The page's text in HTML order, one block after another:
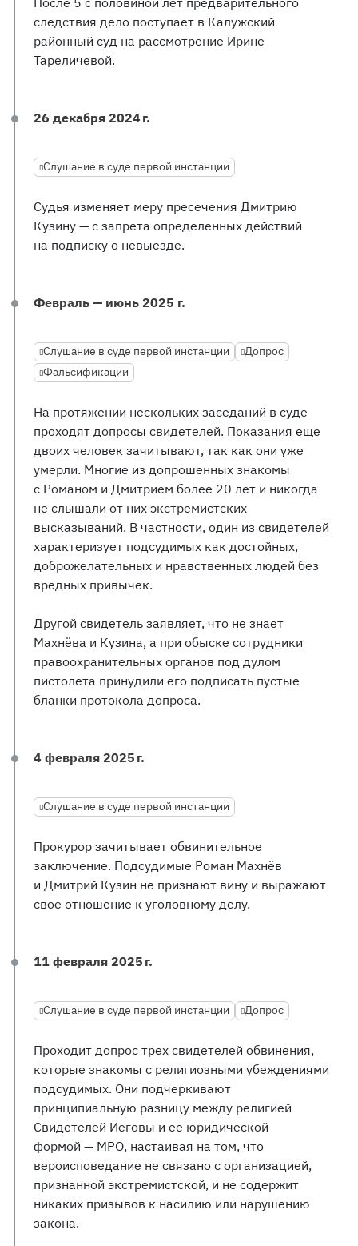
следствия дело поступает в Калужский
районный суд на рассмотрение Ирине
Тареличевой.
26 декабря 2024 г.
Слушание в суде первой инстанции
Судья изменяет меру пресечения Дмитрию
Кузину — с запрета определенных действий
на подписку о невыезде.
Февраль — июнь 2025 г.
Слушание в суде первой инстанции
Допрос
Фальсификации
На протяжении нескольких заседаний в суде
проходят допросы свидетелей. Показания еще
двоих человек зачитывают, так как они уже
умерли. Многие из допрошенных знакомы
с Романом и Дмитрием более 20 лет и никогда
не слышали от них экстремистских
высказываний. В частности, один из свидетелей
характеризует подсудимых как достойных,
доброжелательных и нравственных людей без
вредных привычек.
Другой свидетель заявляет, что не знает
Махнёва и Кузина, а при обыске сотрудники
правоохранительных органов под дулом
пистолета принудили его подписать пустые
бланки протокола допроса.
4 февраля 2025 г.
Слушание в суде первой инстанции
Прокурор зачитывает обвинительное
заключение. Подсудимые Роман Махнёв
и Дмитрий Кузин не признают вину и выражают
свое отношение к уголовному делу.
11 февраля 2025 г.
Слушание в суде первой инстанции Допрос
Проходит допрос трех свидетелей обвинения,
которые знакомы с религиозными убеждениями
подсудимых. Они подчеркивают
принципиальную разницу между религией
Свидетелей Иеговы и ее юридической
формой — МРО, настаивая на том, что
вероисповедание не связано с организацией,
признанной экстремистской, и не содержит
никаких призывов к насилию или нарушению
закона.